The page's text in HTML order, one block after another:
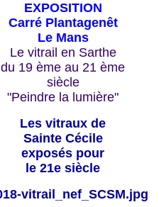
EXPOSITION
Carré Plantagenêt
Le Mans
Le vitrail en Sarthe
du 19 ème au 21 ème
siècle
"Peindre la lumière"
Les vitraux de
Sainte Cécile
exposés pour
le 21e siècle